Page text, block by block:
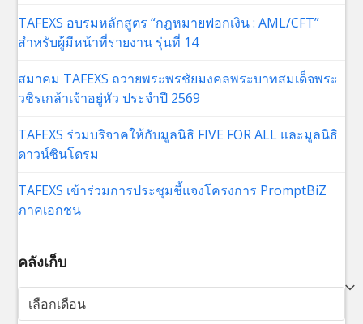
TAFEXS อบรมหลักสูตร “กฎหมายฟอกเงิน : AML/CFT”
สำหรับผู้มีหน้าที่รายงาน รุ่นที่ 14
สมาคม TAFEXS ถวายพระพรชัยมงคลพระบาทสมเด็จพระ
วชิรเกล้าเจ้าอยู่หัว ประจำปี 2569
TAFEXS ร่วมบริจาคให้กับมูลนิธิ FIVE FOR ALL และมูลนิธิ
ดาวน์ซินโดรม
TAFEXS เข้าร่วมการประชุมชี้แจงโครงการ PromptBiZ
ภาคเอกชน
คลังเก็บ
คลัง
เก็บ